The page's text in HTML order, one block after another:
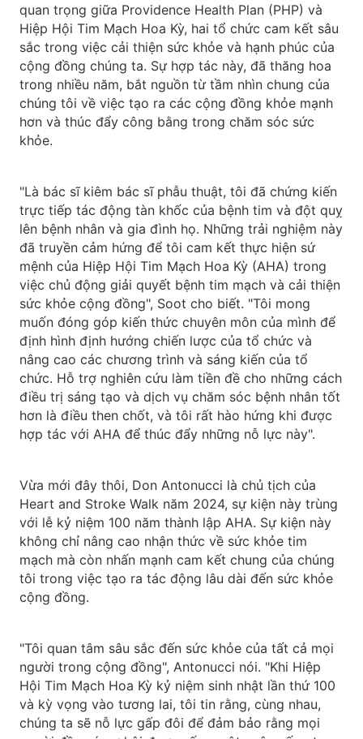
quan trọng giữa Providence Health Plan (PHP) và
Hiệp Hội Tim Mạch Hoa Kỳ, hai tổ chức cam kết sâu
sắc trong việc cải thiện sức khỏe và hạnh phúc của
cộng đồng chúng ta. Sự hợp tác này, đã thăng hoa
trong nhiều năm, bắt nguồn từ tầm nhìn chung của
chúng tôi về việc tạo ra các cộng đồng khỏe mạnh
hơn và thúc đẩy công bằng trong chăm sóc sức
khỏe.
"Là bác sĩ kiêm bác sĩ phẫu thuật, tôi đã chứng kiến
trực tiếp tác động tàn khốc của bệnh tim và đột quỵ
lên bệnh nhân và gia đình họ. Những trải nghiệm này
đã truyền cảm hứng để tôi cam kết thực hiện sứ
mệnh của Hiệp Hội Tim Mạch Hoa Kỳ (AHA) trong
việc chủ động giải quyết bệnh tim mạch và cải thiện
sức khỏe cộng đồng", Soot cho biết. "Tôi mong
muốn đóng góp kiến thức chuyên môn của mình để
định hình định hướng chiến lược của tổ chức và
nâng cao các chương trình và sáng kiến của tổ
chức. Hỗ trợ nghiên cứu làm tiền đề cho những cách
điều trị sáng tạo và dịch vụ chăm sóc bệnh nhân tốt
hơn là điều then chốt, và tôi rất hào hứng khi được
hợp tác với AHA để thúc đẩy những nỗ lực này".
Vừa mới đây thôi, Don Antonucci là chủ tịch của
Heart and Stroke Walk năm 2024, sự kiện này trùng
với lễ kỷ niệm 100 năm thành lập AHA. Sự kiện này
không chỉ nâng cao nhận thức về sức khỏe tim
mạch mà còn nhấn mạnh cam kết chung của chúng
tôi trong việc tạo ra tác động lâu dài đến sức khỏe
cộng đồng.
"Tôi quan tâm sâu sắc đến sức khỏe của tất cả mọi
người trong cộng đồng", Antonucci nói. "Khi Hiệp
Hội Tim Mạch Hoa Kỳ kỷ niệm sinh nhật lần thứ 100
và kỳ vọng vào tương lai, tôi tin rằng, cùng nhau,
chúng ta sẽ nỗ lực gấp đôi để đảm bảo rằng mọi